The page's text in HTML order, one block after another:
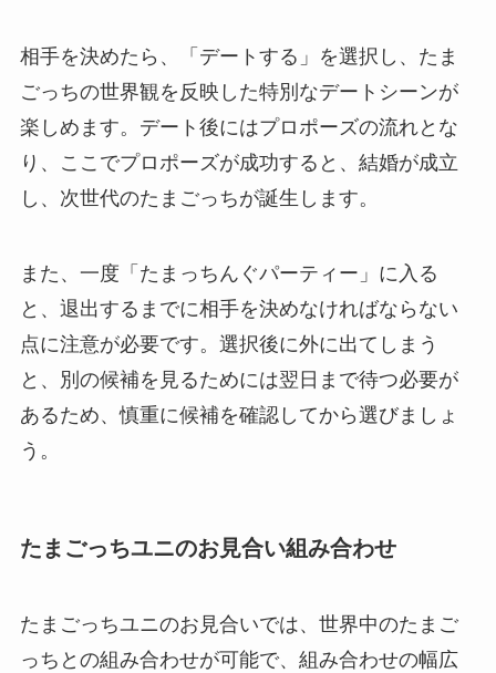
相手を決めたら、「デートする」を選択し、たま
ごっちの世界観を反映した特別なデートシーンが
楽しめます。デート後にはプロポーズの流れとな
り、ここでプロポーズが成功すると、結婚が成立
し、次世代のたまごっちが誕生します。
また、一度「たまっちんぐパーティー」に入る
と、退出するまでに相手を決めなければならない
点に注意が必要です。選択後に外に出てしまう
と、別の候補を見るためには翌日まで待つ必要が
あるため、慎重に候補を確認してから選びましょ
う。
たまごっちユニのお見合い組み合わせ
たまごっちユニのお見合いでは、世界中のたまご
っちとの組み合わせが可能で、組み合わせの幅広